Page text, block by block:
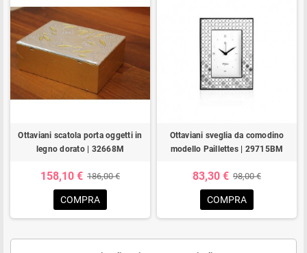
Ottaviani scatola porta oggetti in
legno dorato | 32668M
158,10 € 186,00 €
COMPRA
Ottaviani sveglia da comodino
modello Paillettes | 29715BM
83,30 € 98,00 €
COMPRA